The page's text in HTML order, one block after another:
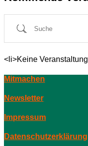
Suche
<li>Keine
Mitmachen
Newsletter
Impressum
Datenschutzerklärung